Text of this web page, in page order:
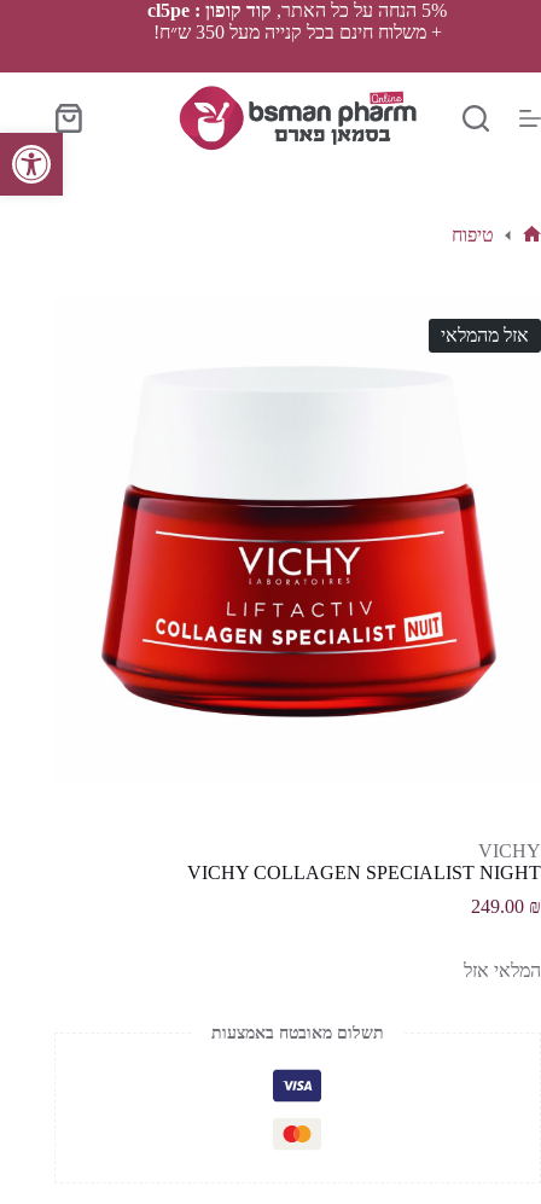
פתח סרגל נגישות
5% הנחה על כל האתר,
קוד קופון : cl5pe
+ משלוח חינם בכל קנייה מעל 350 ש״ח!
סל
הקניות
טיפוח
אזל מהמלאי
VICHY
VICHY COLLAGEN SPECIALIST NIGHT
249.00 ₪
המלאי אזל
תשלום מאובטח באמצעות